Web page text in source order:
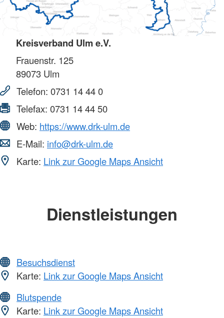
Kreisverband Ulm e.V.
Frauenstr. 125
89073 Ulm
Telefon: 0731 14 44 0
Telefax: 0731 14 44 50
Web: https://www.drk-ulm.de
E-Mail: info@drk-ulm.de
Karte: Link zur Google Maps Ansicht
Dienstleistungen
Besuchsdienst
Karte: Link zur Google Maps Ansicht
Blutspende
Karte: Link zur Google Maps Ansicht